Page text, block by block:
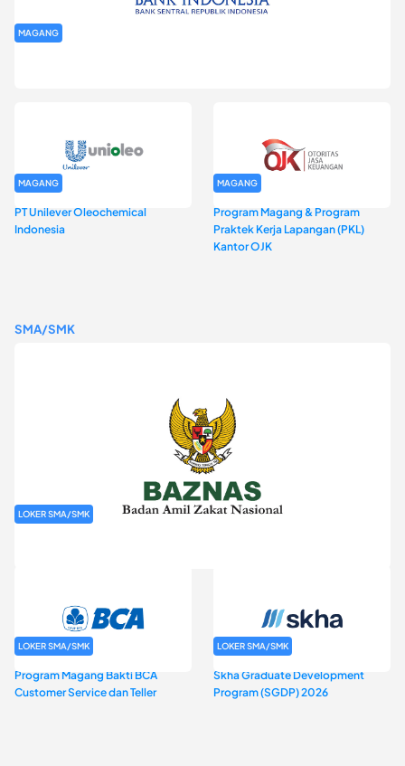
MAGANG
MAGANG
PT Unilever Oleochemical
Indonesia
MAGANG
Program Magang & Program
Praktek Kerja Lapangan (PKL)
Kantor OJK
SMA/SMK
LOKER SMA/SMK
LOKER SMA/SMK
Program Magang Bakti BCA
Customer Service dan Teller
LOKER SMA/SMK
Skha Graduate Development
Program (SGDP) 2026